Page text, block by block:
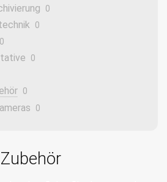
0
0
0
0
0
0